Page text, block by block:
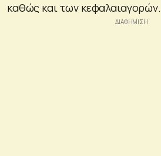
καθώς και των κεφαλαιαγορών.